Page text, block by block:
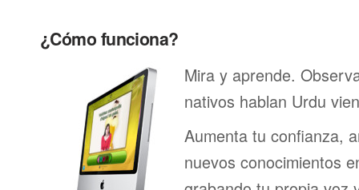
¿Cómo funciona?
Mira y aprende.
nativos hablan Urdu
Aumenta tu confianza,
nuevos conocimientos